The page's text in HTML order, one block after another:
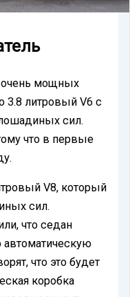
очень мощных
3.8 литровый V6 с
сил.
что в первые
V8, который
сил.
что седан
автоматическую
что это будет
коробка